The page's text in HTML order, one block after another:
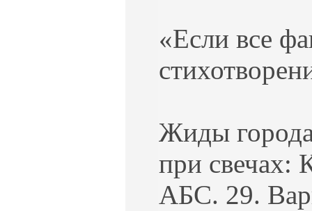
«Если все
Жиды
при свечах:
АБС. 29.